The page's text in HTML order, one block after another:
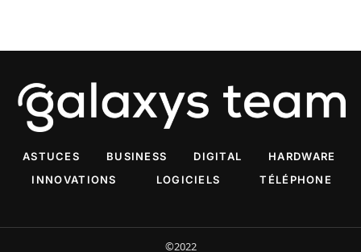
ASTUCES BUSINESS DIGITAL
HARDWARE
INNOVATIONS
LOGICIELS TÉLÉPHONE
©2022